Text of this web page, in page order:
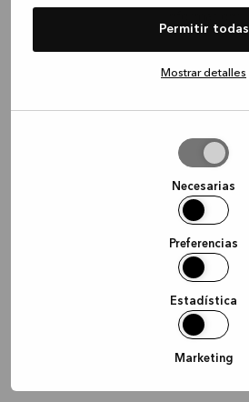
Permitir todas
Mostrar detalles
Necesarias
Preferencias
Estadística
Marketing